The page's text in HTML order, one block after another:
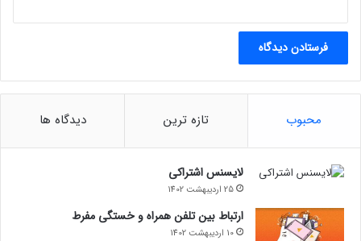
محبوب تازه ترین دیدگاه ها
لایسنس اشتراکی
25 اردیبهشت 1402
ارتباط بین تلفن همراه و خستگی مفرط
10 اردیبهشت 1402